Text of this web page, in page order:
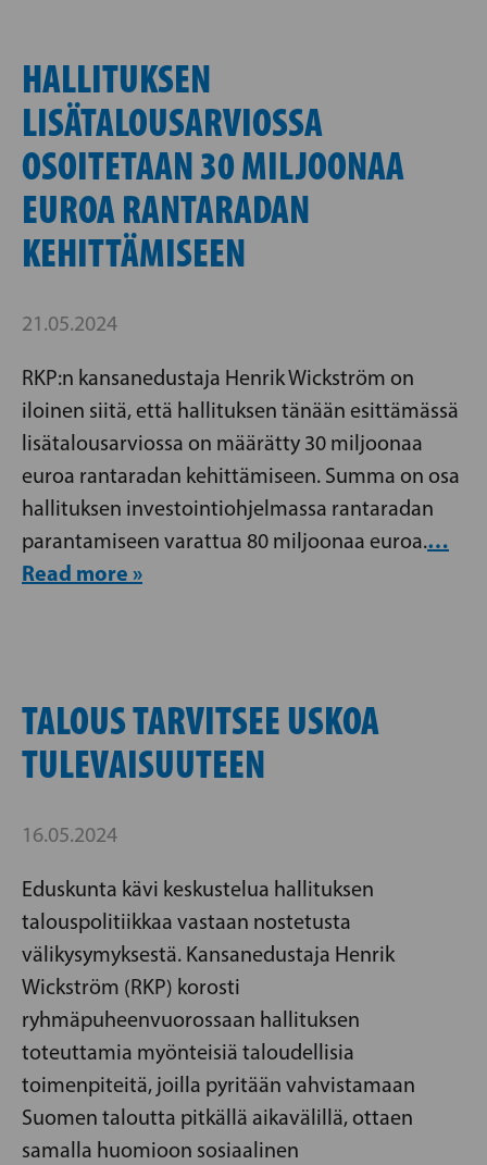
HALLITUKSEN
LISÄTALOUSARVIOSSA
OSOITETAAN 30 MILJOONAA
EUROA RANTARADAN
KEHITTÄMISEEN
21.05.2024
RKP:n kansanedustaja Henrik Wickström on
iloinen siitä, että hallituksen tänään esittämässä
lisätalousarviossa on määrätty 30 miljoonaa
euroa rantaradan kehittämiseen. Summa on osa
hallituksen investointiohjelmassa rantaradan
parantamiseen varattua 80 miljoonaa euroa.…
Read more »
TALOUS TARVITSEE USKOA
TULEVAISUUTEEN
16.05.2024
Eduskunta kävi keskustelua hallituksen
talouspolitiikkaa vastaan nostetusta
välikysymyksestä. Kansanedustaja Henrik
Wickström (RKP) korosti
ryhmäpuheenvuorossaan hallituksen
toteuttamia myönteisiä taloudellisia
toimenpiteitä, joilla pyritään vahvistamaan
Suomen taloutta pitkällä aikavälillä, ottaen
samalla huomioon sosiaalinen